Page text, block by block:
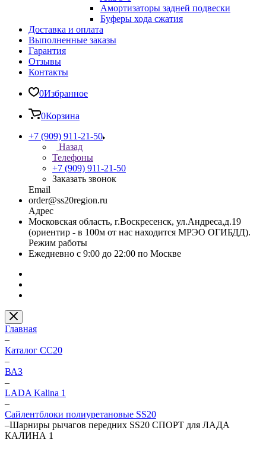
Амортизаторы задней подвески
Буферы хода сжатия
Доставка и оплата
Выполненные заказы
Гарантия
Отзывы
Контакты
0Избранное
0Корзина
+7 (909) 911-21-50
Назад
Телефоны
+7 (909) 911-21-50
Заказать звонок
Email
order@ss20region.ru
Адрес
Московская область, г.Воскресенск, ул.Андреса,д.19
(ориентир - в 100м от нас находится МРЭО ОГИБДД).
Режим работы
Ежедневно с 9:00 до 22:00 по Москве
Главная
–
Каталог CC20
–
ВАЗ
–
LADA Kalina 1
–
Сайлентблоки полиуретановые SS20
–Шарниры рычагов передних SS20 СПОРТ для ЛАДА
КАЛИНА 1